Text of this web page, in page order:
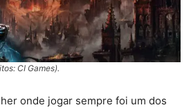
CI Games).
onde jogar sempre foi um dos